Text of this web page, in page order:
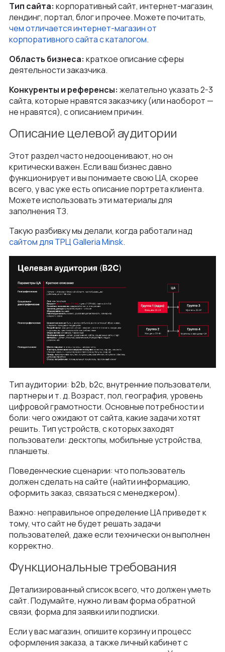
Тип сайта: корпоративный сайт, интернет-магазин,
лендинг, портал, блог и прочее. Можете почитать,
чем отличается интернет-магазин от
корпоративного сайта с каталогом.
Область бизнеса: краткое описание сферы
деятельности заказчика.
Конкуренты и референсы: желательно указать 2-3
сайта, которые нравятся заказчику (или наоборот —
не нравятся), с описанием причин.
Описание целевой аудитории
Этот раздел часто недооценивают, но он
критически важен. Если ваш бизнес давно
функционирует и вы понимаете свою ЦА, скорее
всего, у вас уже есть описание портрета клиента.
Можете использовать эти материалы для
заполнения ТЗ.
Такую разбивку мы делали, когда работали над
сайтом для ТРЦ Galleria Minsk.
Тип аудитории: b2b, b2c, внутренние пользователи,
партнеры и т. д. Возраст, пол, география, уровень
цифровой грамотности. Основные потребности и
боли: чего ожидают от сайта, какие задачи хотят
решить. Тип устройств, с которых заходят
пользователи: десктопы, мобильные устройства,
планшеты.
Поведенческие сценарии: что пользователь
должен сделать на сайте (найти информацию,
оформить заказ, связаться с менеджером).
Важно: неправильное определение ЦА приведет к
тому, что сайт не будет решать задачи
пользователей, даже если технически он выполнен
корректно.
Функциональные требования
Детализированный список всего, что должен уметь
сайт. Подумайте, нужно ли вам форма обратной
связи, форма для заявки или подписки.
Если у вас магазин, опишите корзину и процесс
оформления заказа, а также личный кабинет с